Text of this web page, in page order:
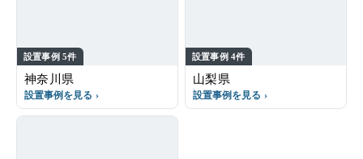
設置事例 5件
神奈川県
設置事例を見る
設置事例 4件
山梨県
設置事例を見る